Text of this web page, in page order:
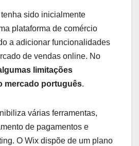
sido inicialmente
plataforma de comércio
a adicionar funcionalidades
de vendas online. No
limitações
mercado português.
várias ferramentas,
de pagamentos e
O Wix dispõe de um plano